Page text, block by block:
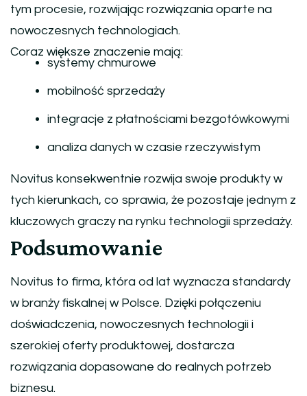
tym procesie, rozwijając rozwiązania oparte na
nowoczesnych technologiach.
Coraz większe znaczenie mają:
systemy chmurowe
mobilność sprzedaży
integracje z płatnościami bezgotówkowymi
analiza danych w czasie rzeczywistym
Novitus konsekwentnie rozwija swoje produkty w
tych kierunkach, co sprawia, że pozostaje jednym z
kluczowych graczy na rynku technologii sprzedaży.
Podsumowanie
Novitus to firma, która od lat wyznacza standardy
w branży fiskalnej w Polsce. Dzięki połączeniu
doświadczenia, nowoczesnych technologii i
szerokiej oferty produktowej, dostarcza
rozwiązania dopasowane do realnych potrzeb
biznesu.